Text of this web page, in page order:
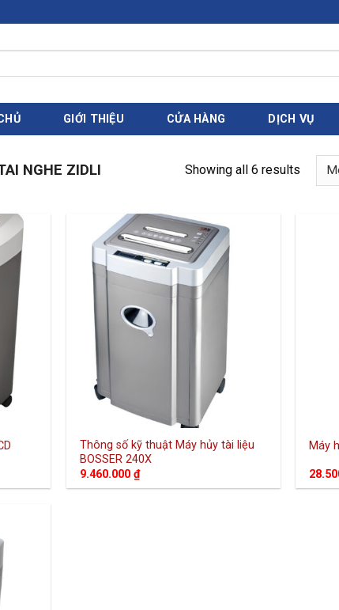
GIỚI THIỆU CỬA HÀNG DỊCH VỤ
NGHE ZIDLI Showing all 6 results
Thông số kỹ thuật Máy hủy tài liệu
BOSSER 240X
9.460.000 ₫
Máy